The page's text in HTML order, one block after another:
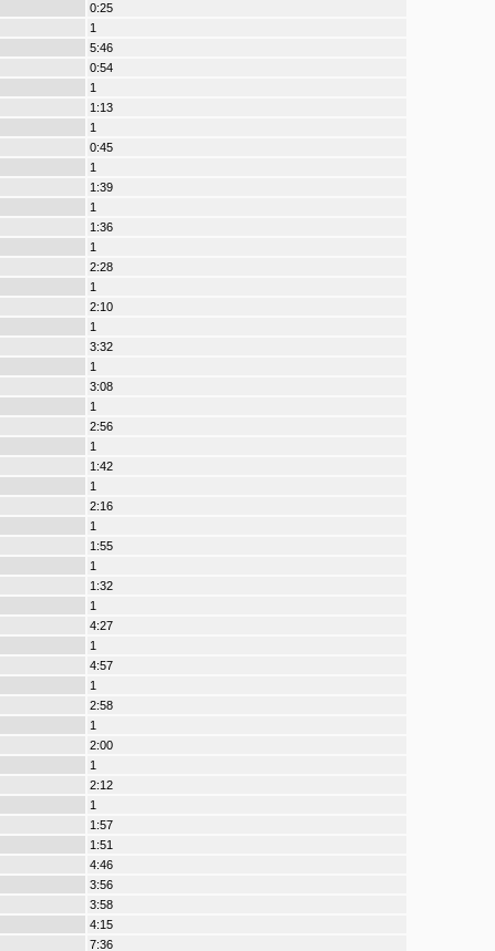
0:25
1
5:46
0:54
1
1:13
1
0:45
1
1:39
1
1:36
1
2:28
1
2:10
1
3:32
1
3:08
1
2:56
1
1:42
1
2:16
1
1:55
1
1:32
1
4:27
1
4:57
1
2:58
1
2:00
1
2:12
1
1:57
1:51
4:46
3:56
3:58
4:15
7:36